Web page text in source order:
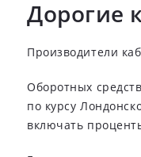
Дорогие
Производители
Оборотных
по курсу
включать